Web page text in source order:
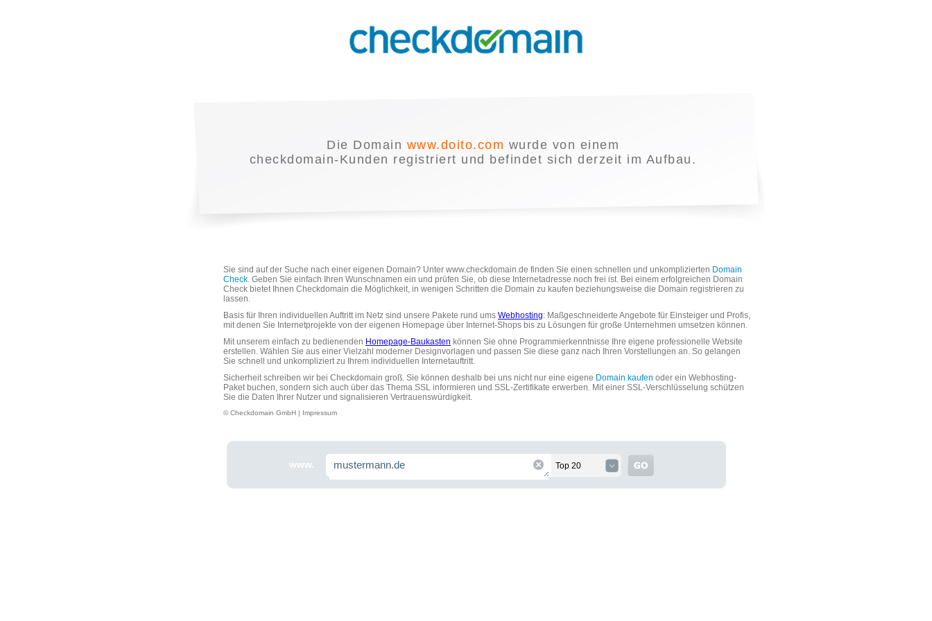
Die Domain www.doito.com wurde von einem
checkdomain-Kunden registriert und befindet sich derzeit im Aufbau.
Sie sind auf der Suche nach einer eigenen Domain? Unter www.checkdomain.de finden Sie einen schnellen und unkomplizierten Domain
Check. Geben Sie einfach Ihren Wunschnamen ein und prüfen Sie, ob diese Internetadresse noch frei ist. Bei einem erfolgreichen Domain
Check bietet Ihnen Checkdomain die Möglichkeit, in wenigen Schritten die Domain zu kaufen beziehungsweise die Domain registrieren zu
lassen.
Basis für Ihren individuellen Auftritt im Netz sind unsere Pakete rund ums Webhosting: Maßgeschneiderte Angebote für Einsteiger und Profis,
mit denen Sie Internetprojekte von der eigenen Homepage über Internet-Shops bis zu Lösungen für große Unternehmen umsetzen können.
Mit unserem einfach zu bedienenden Homepage-Baukasten können Sie ohne Programmierkenntnisse Ihre eigene professionelle Website
erstellen. Wählen Sie aus einer Vielzahl moderner Designvorlagen und passen Sie diese ganz nach Ihren Vorstellungen an. So gelangen
Sie schnell und unkompliziert zu Ihrem individuellen Internetauftritt.
Sicherheit schreiben wir bei Checkdomain groß. Sie können deshalb bei uns nicht nur eine eigene Domain kaufen oder ein Webhosting-
Paket buchen, sondern sich auch über das Thema SSL informieren und SSL-Zertifikate erwerben. Mit einer SSL-Verschlüsselung schützen
Sie die Daten Ihrer Nutzer und signalisieren Vertrauenswürdigkeit.
© Checkdomain GmbH | Impressum
www. Top 20